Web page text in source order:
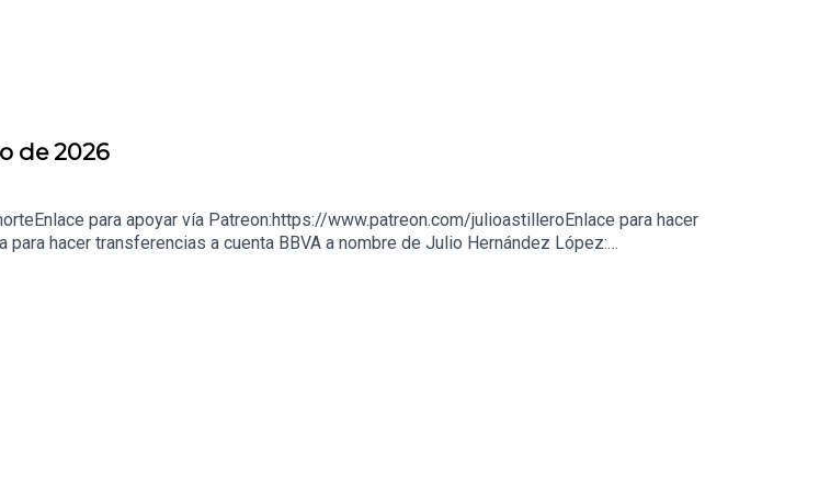
de 2026
para apoyar vía Patreon:https://www.patreon.com/julioastilleroEnlace para hacer
hacer transferencias a cuenta BBVA a nombre de Julio Hernández López: